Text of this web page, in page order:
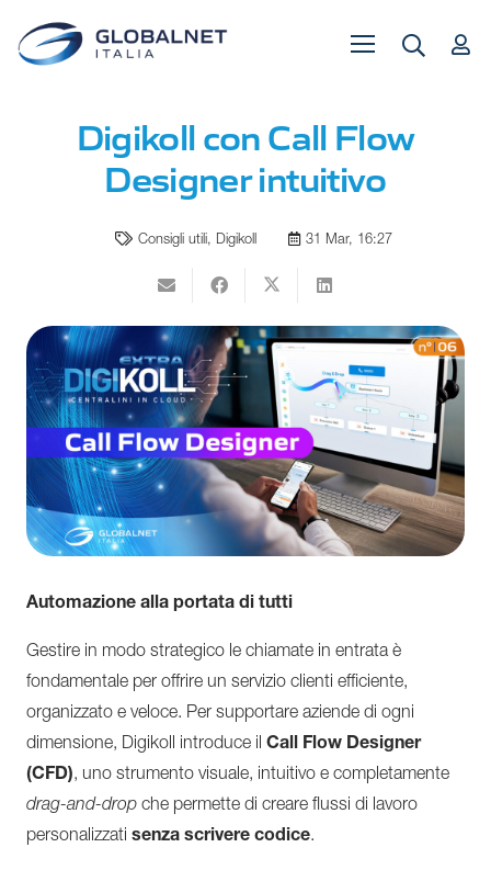
Digikoll con Call Flow
Designer intuitivo
Consigli utili, Digikoll 31 Mar, 16:27
Automazione alla portata di tutti
Gestire in modo strategico le chiamate in entrata è
fondamentale per offrire un servizio clienti efficiente,
organizzato e veloce. Per supportare aziende di ogni
dimensione, Digikoll introduce il Call Flow Designer
(CFD), uno strumento visuale, intuitivo e completamente
drag-and-drop che permette di creare flussi di lavoro
personalizzati senza scrivere codice.